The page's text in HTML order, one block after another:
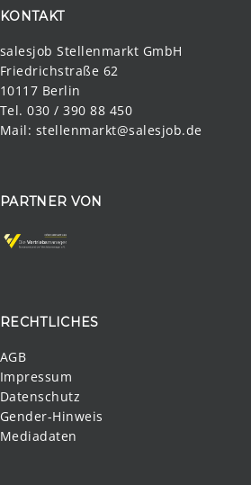
KONTAKT
salesjob Stellenmarkt GmbH
Friedrichstraße 62
10117 Berlin
Tel. 030 / 390 88 450
Mail: stellenmarkt@salesjob.de
PARTNER VON
RECHTLICHES
AGB
Impressum
Datenschutz
Gender-Hinweis
Mediadaten